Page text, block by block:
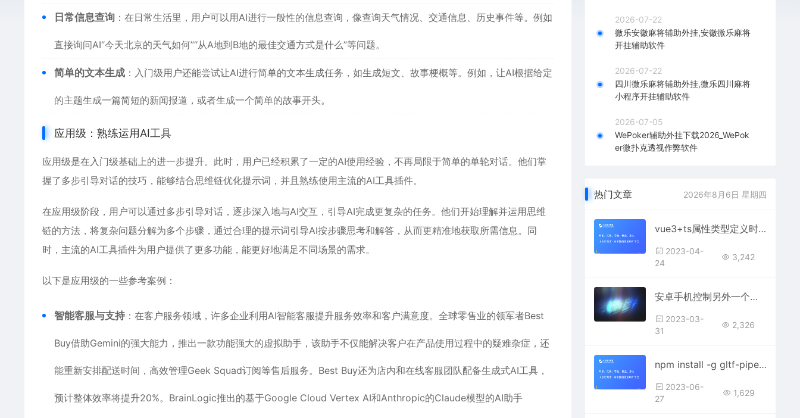
日常信息查询 ：在日常生活里，用户可以用AI进行一般性的信息查询，像查询天气情况、交通信息、历史事件等。例如
直接询问AI“今天北京的天气如何”“从A地到B地的最佳交通方式是什么”等问题。
简单的文本生成 ：入门级用户还能尝试让AI进行简单的文本生成任务，如生成短文、故事梗概等。例如，让AI根据给定
的主题生成一篇简短的新闻报道，或者生成一个简单的故事开头。
应用级：熟练运用AI工具
应用级是在入门级基础上的进一步提升。此时，用户已经积累了一定的AI使用经验，不再局限于简单的单轮对话。他们掌
握了多步引导对话的技巧，能够结合思维链优化提示词，并且熟练使用主流的AI工具插件。
在应用级阶段，用户可以通过多步引导对话，逐步深入地与AI交互，引导AI完成更复杂的任务。他们开始理解并运用思维
链的方法，将复杂问题分解为多个步骤，通过合理的提示词引导AI按步骤思考和解答，从而更精准地获取所需信息。同
时，主流的AI工具插件为用户提供了更多功能，能更好地满足不同场景的需求。
以下是应用级的一些参考案例：
智能客服与支持 ：在客户服务领域，许多企业利用AI智能客服提升服务效率和客户满意度。全球零售业的领军者Best
Buy借助Gemini的强大能力，推出一款功能强大的虚拟助手，该助手不仅能解决客户在产品使用过程中的疑难杂症，还
能重新安排配送时间，高效管理Geek Squad订阅等售后服务。Best Buy还为店内和在线客服团队配备生成式AI工具，
预计整体效率将提升20%。BrainLogic推出的基于Google Cloud Vertex AI和Anthropic的Claude模型的AI助手
2026-07-22
微乐安徽麻将辅助外挂,安徽微乐麻将
开挂辅助软件
2026-07-22
四川微乐麻将辅助外挂,微乐四川麻将
小程序开挂辅助软件
2026-07-05
WePoker辅助外挂下载2026_WePok
er微扑克透视作弊软件
热门文章 2026年8月6日 星期四
vue3+ts属性类型定义时如何可以传入任意类型的数组呢？
2023-04-
24
3,242
安卓手机控制另外一个手机（手机监控对方手机APP）
2023-03-
31
2,326
npm install -g gltf-pipeline后文件为空，怎么回事？
2023-06-
27
1,629